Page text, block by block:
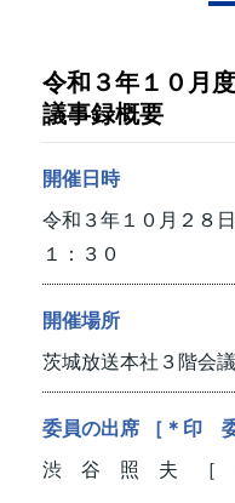
令和３年１０月
議事録概要
開催日時
令和３年１０月２８
１：３０
開催場所
茨城放送本社３階会
委員の出席 ［＊印
渋 谷 照 夫 ［